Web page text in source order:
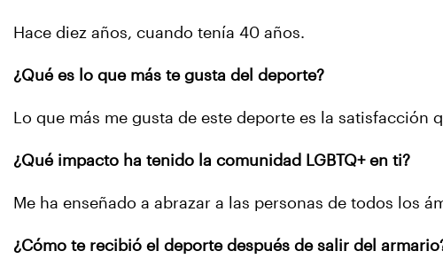
Hace diez años, cuando tenía 40 años.
¿Qué es lo que más te gusta del deporte?
Lo que más me gusta de este deporte es la
¿Qué impacto ha tenido la comunidad LGBTQ+ en ti?
Me ha enseñado a abrazar a las personas de todos los
¿Cómo te recibió el deporte después de salir del